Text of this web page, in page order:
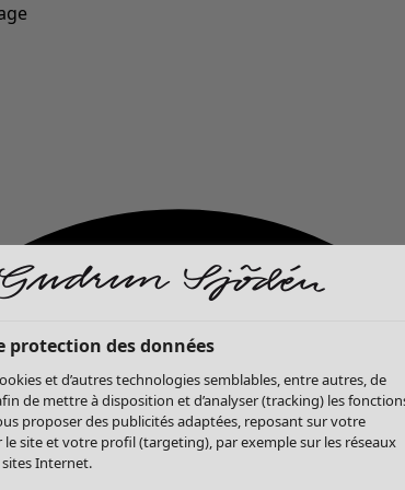
protection des données
et d’autres technologies semblables, entre autres, de
de mettre à disposition et d’analyser (tracking) les
proposer des publicités adaptées, reposant sur votre
site et votre profil (targeting), par exemple sur les réseaux
sites Internet.